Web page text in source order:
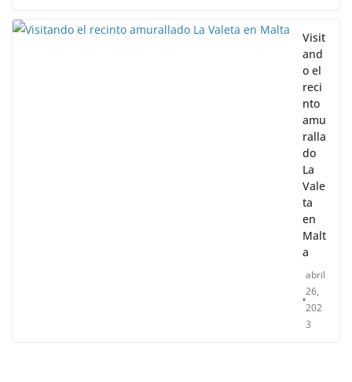
Visit
and
o el
reci
nto
amu
ralla
do
La
Vale
ta
en
Malt
a
abril
26,
202
3